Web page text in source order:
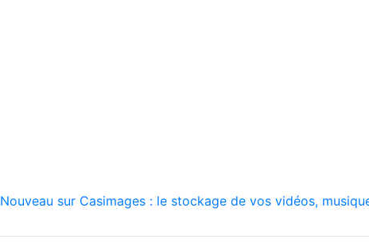
Nouveau sur Casimages : le stockage de vos vidéos,